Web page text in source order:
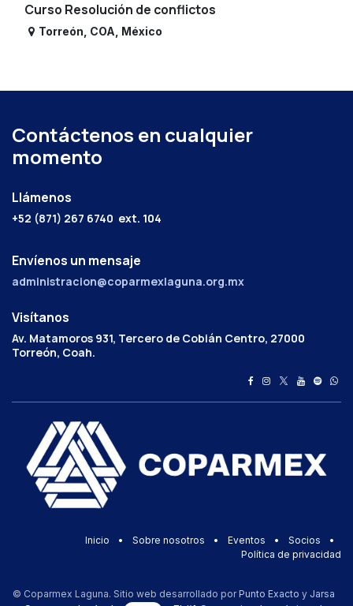
Curso Resolución de conflictos
Torreón COA México
Contáctenos en cualquier
momento
Llámenos
+52 (871) 267 6740 ext. 104
Envíenos un mensaje
administracion@coparmexlaguna.org.mx
Visítanos
Av. Matamoros 931, Tercero de Cobián Centro, 27000
Torreón, Coah.
Inicio • Sobre nosotros • Eventos • Socios
•
Política de privacidad
© Coparmex Laguna. Sitio web desarrollado por Punto Exacto y Jarsa